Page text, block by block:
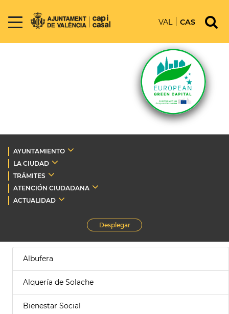
VAL CAS
AYUNTAMIENTO
LA CIUDAD
TRÁMITES
ATENCIÓN CIUDADANA
ACTUALIDAD
Desplegar
Albufera
Alquería de Solache
Bienestar Social